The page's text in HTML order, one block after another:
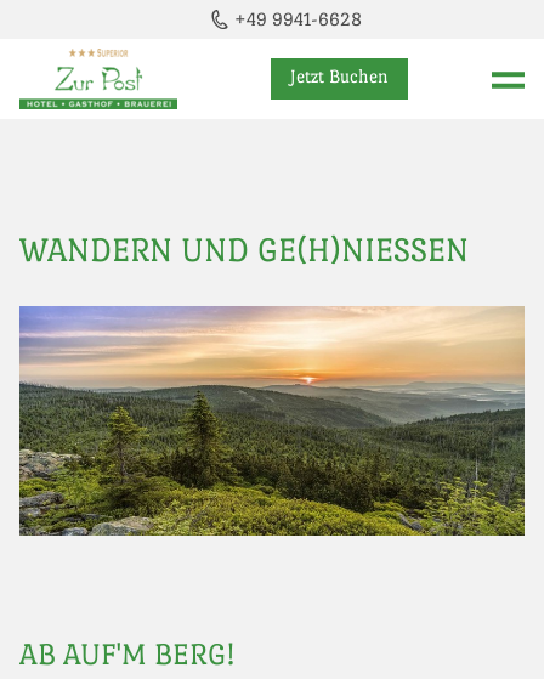
+49 9941-6628
Jetzt Buchen
WANDERN UND GE(H)NIESSEN
AB AUF'M BERG!